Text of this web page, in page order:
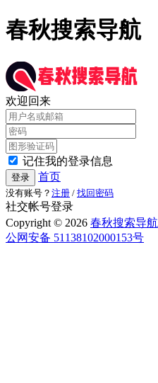
春秋搜索导航
欢迎回来
记住我的登录信息
登录 首页
没有账号？ 注册 / 找回密码
社交帐号登录
Copyright © 2026 春秋搜索导航
公网安备 51138102000153号